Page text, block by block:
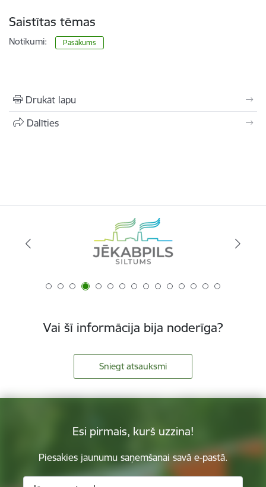
Saistītas tēmas
Notikumi: Pasākums
Drukāt lapu
Dalīties
Vai šī informācija bija noderīga?
Sniegt atsauksmi
Esi pirmais, kurš uzzina!
Piesakies jaunumu saņemšanai savā e-pastā.